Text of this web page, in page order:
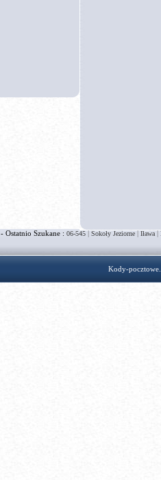
- Ostatnio Szukane : 06-545|Sokoły Jeziorne|Iława|
Kody-